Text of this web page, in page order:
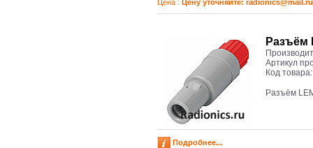
Цена : Цену уточняйте: radioniсs@mail.ru
Разъём
Артикул
Код
Разъём
Подробнее...